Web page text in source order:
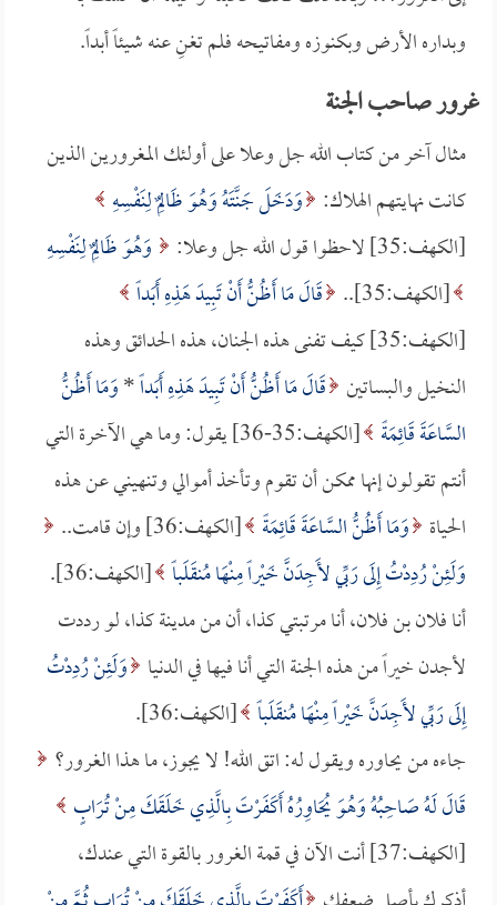
وبداره الأرض وبكنوزه ومفاتيحه فلم تغنِ عنه شيئاً أبداً.
غرور صاحب الجنة
مثال آخر من كتاب الله جل وعلا على أولئك المغرورين الذين
كانت نهايتهم الهلاك: وَدَخَلَ جَنَّتَهُ وَهُوَ ظَالِمٌ لِنَفْسِهِ
[الكهف:35] لاحظوا قول الله جل وعلا:
وَهُوَ ظَالِمٌ لِنَفْسِهِ
[الكهف:35]..
قَالَ مَا أَظُنُّ أَنْ تَبِيدَ هَذِهِ أَبَداً
[الكهف:35] كيف تفنى هذه الجنان، هذه الحدائق وهذه
النخيل والبساتين قَالَ مَا أَظُنُّ أَنْ تَبِيدَ هَذِهِ أَبَداً*وَمَا أَظُنُّ
السَّاعَةَ قَائِمَةً
[الكهف:35-36] يقول: وما هي الآخرة التي
أنتم تقولون إنها ممكن أن تقوم وتأخذ أموالي وتنهيني عن هذه
الحياة وَمَا أَظُنُّ السَّاعَةَ قَائِمَةً [الكهف:36] وإن قامت..
وَلَئِنْ رُدِدْتُ إِلَى رَبِّي لأَجِدَنَّ خَيْراً مِنْهَا مُنقَلَباً [الكهف:36].
أنا فلان بن فلان، أنا مرتبتي كذا، أن من مدينة كذا، لو رددت
لأجدن خيراً من هذه الجنة التي أنا فيها في الدنيا وَلَئِنْ رُدِدْتُ
إِلَى رَبِّي لأَجِدَنَّ خَيْراً مِنْهَا مُنقَلَباً [الكهف:36].
جاءه من يحاوره ويقول له: اتق الله! لا يجوز، ما هذا الغرور؟
قَالَ لَهُ صَاحِبُهُ وَهُوَ يُحَاوِرُهُ أَكَفَرْتَ بِالَّذِي خَلَقَكَ مِنْ تُرَابٍ
[الكهف:37] أنت الآن في قمة الغرور بالقوة التي عندك،